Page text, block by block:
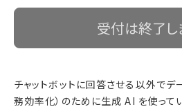
受付は終了し
チャットボットに回答させる以外で
務効率化）のために生成 AI を使って